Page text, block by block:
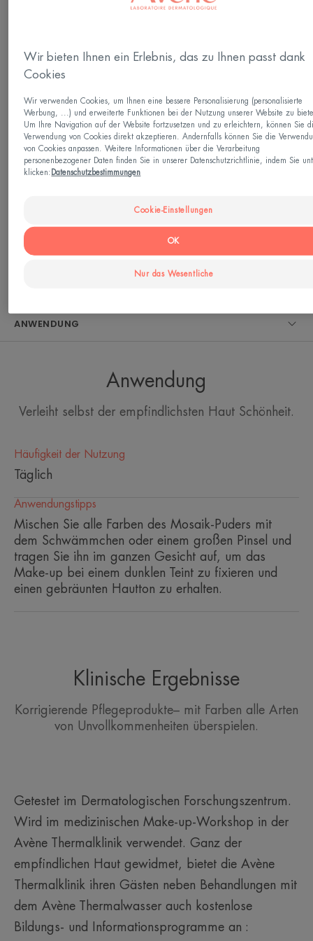
Dieses Gesichtspuder mit dezent irisierenden,
fixiert das Make-up. Das aufhellende Mosaik-Puder,
ideal für einen strahlenden und frischen Make-up-
Look, akzentuiert und betont das Gesicht
empfindlicher Haut. Seine leichte Textur hinterlässt
deckende Formulierung ist wasserfest, schweiss-
und transferbeständig. Frei von Duftstoffen, frei von
Konservierungsstoffen.
EIN PAAR WORTE VON UNSEREM
Subtil irisierende Korrekturtöne,
Make-up in einem seidigen
Vorteil
Starker Halt und hohe Verträglichkeit, wasserfest,
• Betont den Teint und lässt die Gesichtszüge
natürlich erstrahlen.
• Fixiert Make-up den ganzen Tag über.
• Akzentuiert das Gesicht, für einen eleganten und
natürlichen Make-up-Look.
Eine sanfte Textur, wie ein seidiger Hauch auf der Haut, mit
einem natürlichen Look.
Ohne Duftstoffe, parfümfrei
ANWENDUNG
Anwendung
Verleiht selbst der empfindlichsten Haut Schönheit.
Häufigkeit der Nutzung
Täglich
Anwendungstipps
Mischen Sie alle Farben des Mosaik-Puders mit
dem Schwämmchen oder einem großen Pinsel und
tragen Sie ihn im ganzen Gesicht auf, um das
Make-up bei einem dunklen Teint zu fixieren und
einen gebräunten Hautton zu erhalten.
Klinische Ergebnisse
Korrigierende Pflegeprodukte– mit Farben alle Arten
von Unvollkommenheiten überspielen.
Getestet im Dermatologischen Forschungszentrum.
Wird im medizinischen Make-up-Workshop in der
Avène Thermalklinik verwendet. Ganz der
empfindlichen Haut gewidmet, bietet die Avène
Thermalklinik ihren Gästen neben Behandlungen mit
dem Avène Thermalwasser auch kostenlose
Bildungs- und Informationsprogramme an :
Wir bieten Ihnen ein Erlebnis, das zu Ihnen passt dank
Cookies
Wir verwenden Cookies, um Ihnen eine bessere Personalisierung (personalisierte
Werbung, ...) und erweiterte Funktionen bei der Nutzung unserer Website zu
Um Ihre Navigation auf der Website fortzusetzen und zu erleichtern, können Sie
Verwendung von Cookies direkt akzeptieren. Andernfalls können Sie die
von Cookies anpassen. Weitere Informationen über die Verarbeitung
personenbezogener Daten finden Sie in unserer Datenschutzrichtlinie, indem Sie
klicken: Datenschutzbestimmungen
Cookie-Einstellungen
Nur das Wesentliche
OK